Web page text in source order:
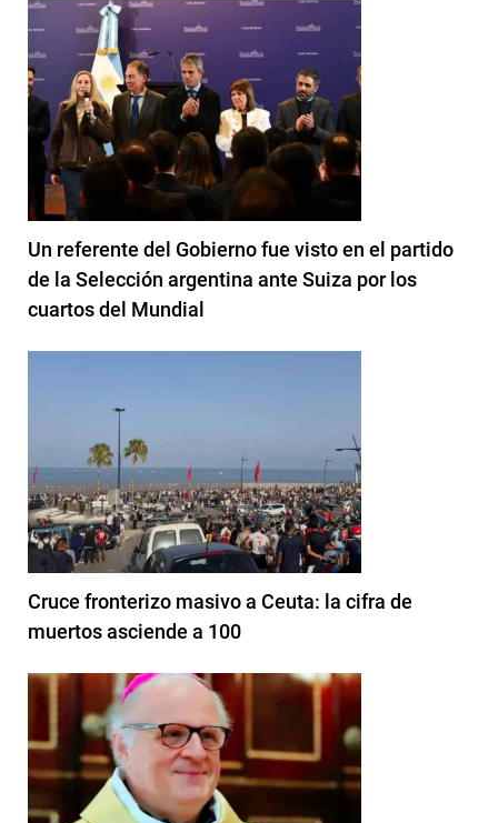
Un referente del Gobierno fue visto en el partido
de la Selección argentina ante Suiza por los
cuartos del Mundial
Cruce fronterizo masivo a Ceuta: la cifra de
muertos asciende a 100